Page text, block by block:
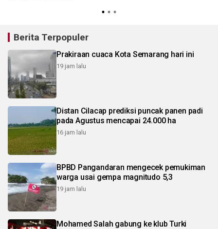
Berita Terpopuler
Prakiraan cuaca Kota Semarang hari ini
19 jam lalu
Distan Cilacap prediksi puncak panen padi
pada Agustus mencapai 24.000 ha
16 jam lalu
BPBD Pangandaran mengecek pemukiman
warga usai gempa magnitudo 5,3
19 jam lalu
Mohamed Salah gabung ke klub Turki